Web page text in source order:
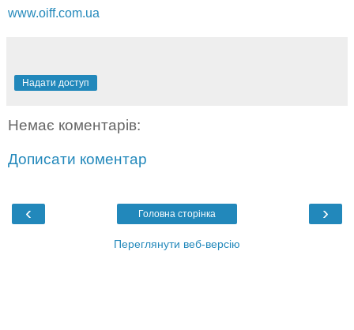
www.oiff.com.ua
Надати доступ
Немає коментарів:
Дописати коментар
‹ ›
Головна сторінка
Переглянути веб-версію